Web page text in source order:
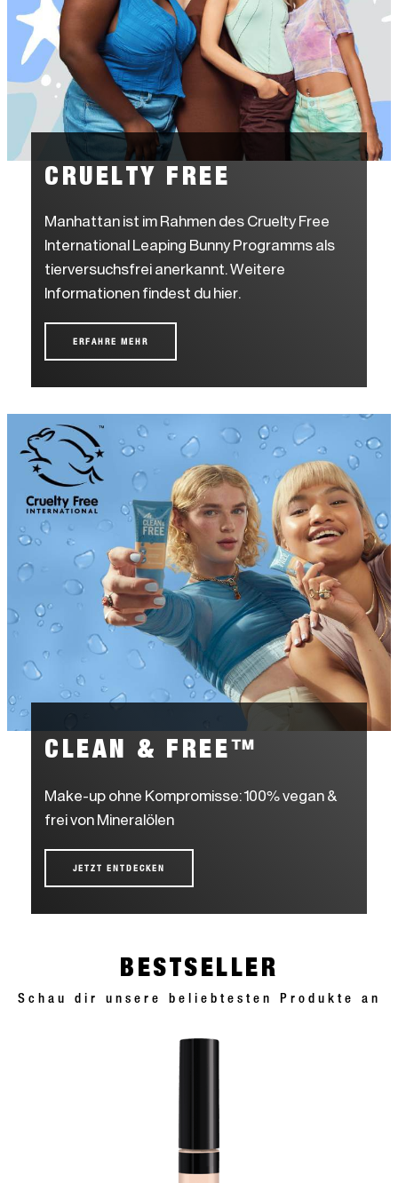
CRUELTY FREE
Manhattan ist im Rahmen des Cruelty Free
International Leaping Bunny Programms als
tierversuchsfrei anerkannt. Weitere
Informationen findest du hier.
ERFAHRE MEHR
CLEAN & FREE™
Make-up ohne Kompromisse: 100% vegan &
frei von Mineralölen
JETZT ENTDECKEN
BESTSELLER
Schau dir unsere beliebtesten Produkte an